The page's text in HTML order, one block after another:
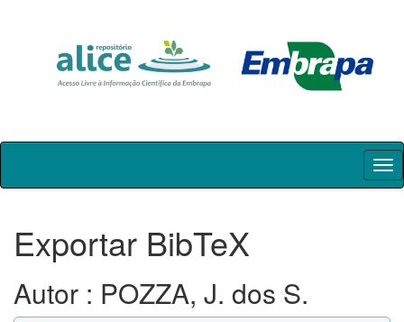
Skip
Exportar BibTeX
Autor : POZZA, J. dos S.